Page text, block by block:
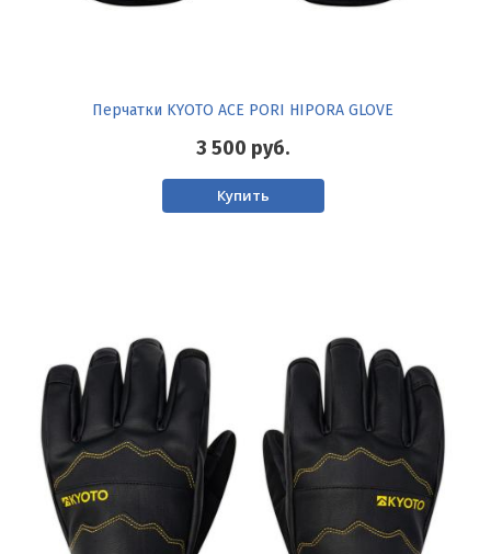
Перчатки KYOTO ACE PORI HIPORA GLOVE
3 500 руб.
Купить